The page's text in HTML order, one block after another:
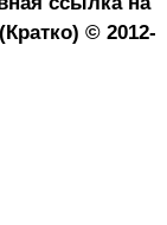
© 2012-